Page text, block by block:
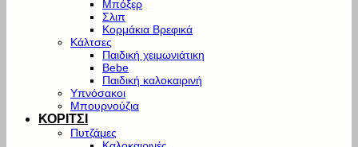
Μπόξερ
Σλιπ
Κορμάκια Βρεφικά
Κάλτσες
Παιδική χειμωνιάτικη
Bebe
Παιδική καλοκαιρινή
Υπνόσακοι
Μπουρνούζια
ΚΟΡΙΤΣΙ
Πυτζάμες